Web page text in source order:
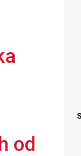
od